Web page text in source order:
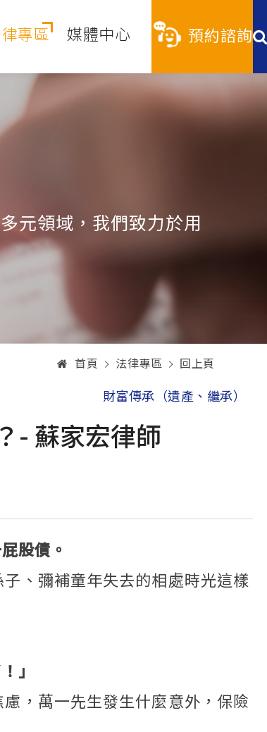
專區 媒體中心 預約諮詢
元領域，我們致力於用
首頁 法律專區 回上頁
財富傳承（遺產、繼承）
- 蘇家宏律師
股債。
、彌補童年失去的相處時光這樣
」
，萬一先生發生什麼意外，保險